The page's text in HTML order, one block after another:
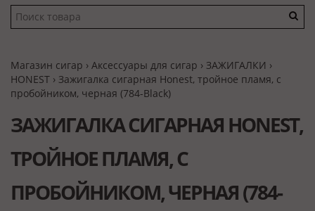
Магазин сигар › Аксессуары для сигар › ЗАЖИГАЛКИ ›
HONEST › Зажигалка сигарная Honest, тройное пламя, с
пробойником, черная (784-Black)
ЗАЖИГАЛКА СИГАРНАЯ HONEST,
ТРОЙНОЕ ПЛАМЯ, С
ПРОБОЙНИКОМ, ЧЕРНАЯ (784-